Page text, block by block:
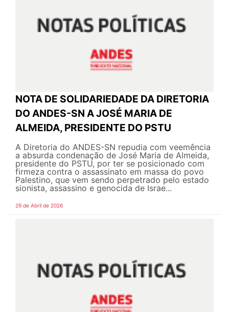
NOTA DE SOLIDARIEDADE DA DIRETORIA
DO ANDES-SN A JOSÉ MARIA DE
ALMEIDA, PRESIDENTE DO PSTU
A Diretoria do ANDES-SN repudia com veemência
a absurda condenação de José Maria de Almeida,
presidente do PSTU, por ter se posicionado com
firmeza contra o assassinato em massa do povo
Palestino, que vem sendo perpetrado pelo estado
sionista, assassino e genocida de Israe...
29 de Abril de 2026